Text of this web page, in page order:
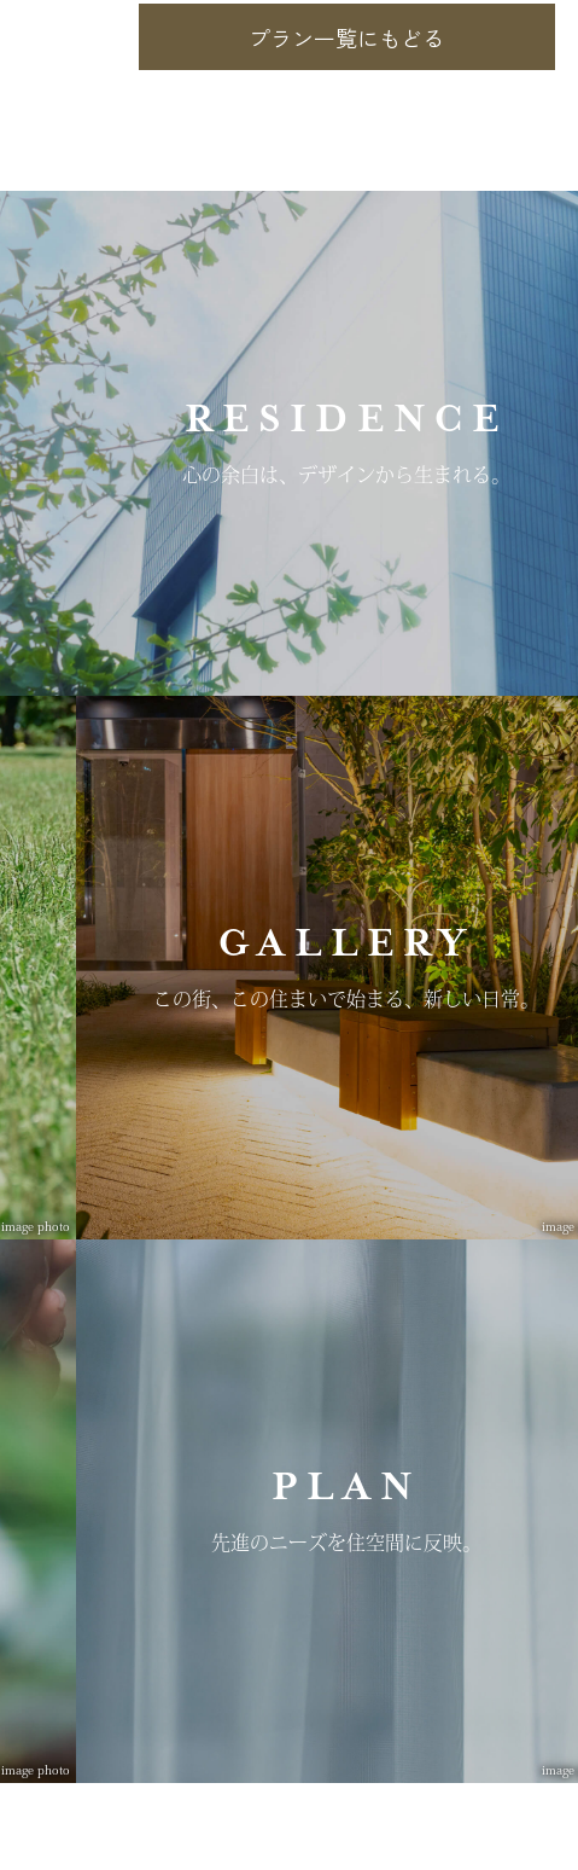
プラン一覧にもどる
RESIDENCE
心の余白は、デザインから生まれる。
image photo
GALLERY
この街、この住まいで始まる、新しい日常。
image
image photo
PLAN
先進のニーズを住空間に反映。
image